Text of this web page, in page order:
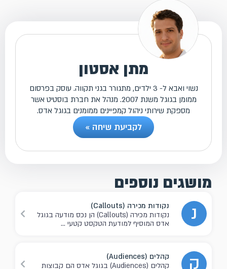
מתן אסטון
נשוי ואבא ל- 3 ילדים, מתגורר בגני תקווה. עוסק בפרסום
ממומן בגוגל משנת 2007. מנהל את חברת בוסטיט אשר
מספקת שירותי ניהול קמפיינים ממומנים בגוגל אדס.
לקביעת שיחה »
מושגים נוספים
נ
נקודות מכירה (Callouts)
נקודות מכירה (Callouts) הן נכס מודעה בגוגל
אדס המוסיף למודעת הטקסט קטעי ...
ק
קהלים (Audiences)
קהלים (Audiences) בגוגל אדס הם קבוצות